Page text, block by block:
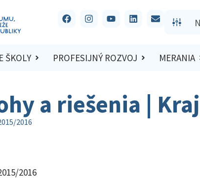
ŠKOLY PROFESIJNÝ ROZVOJ MERANIA
a riešenia |
2016
2016